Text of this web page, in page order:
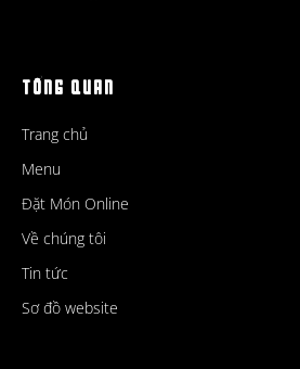
TỔNG QUAN
Trang chủ
Menu
Đặt Món Online
Về chúng tôi
Tin tức
Sơ đồ website